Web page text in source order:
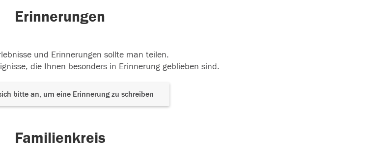
Erinnerungen
und Erinnerungen sollte man teilen.
die Ihnen besonders in Erinnerung geblieben sind.
bitte an, um eine Erinnerung zu schreiben
Familienkreis